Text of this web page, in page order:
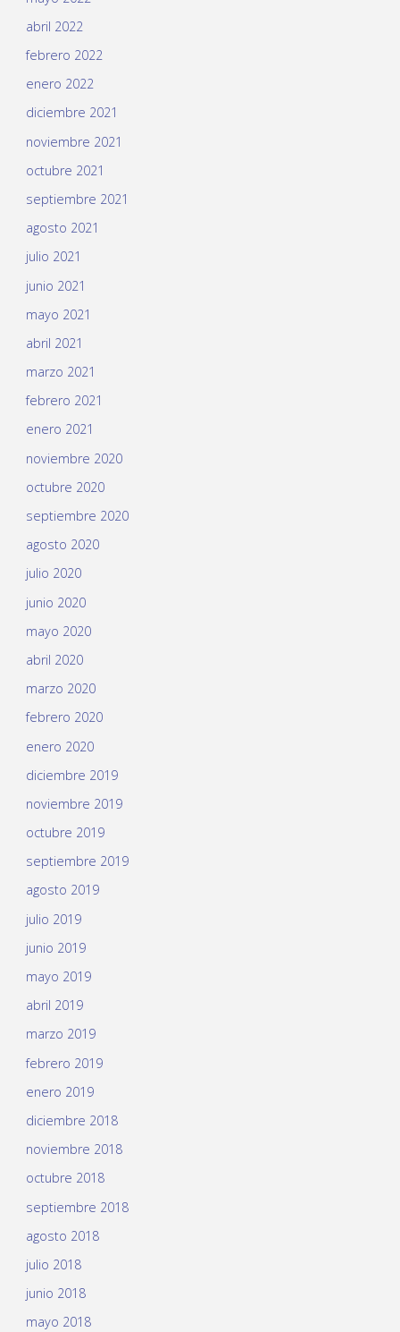
abril 2022
febrero 2022
enero 2022
diciembre 2021
noviembre 2021
octubre 2021
septiembre 2021
agosto 2021
julio 2021
junio 2021
mayo 2021
abril 2021
marzo 2021
febrero 2021
enero 2021
noviembre 2020
octubre 2020
septiembre 2020
agosto 2020
julio 2020
junio 2020
mayo 2020
abril 2020
marzo 2020
febrero 2020
enero 2020
diciembre 2019
noviembre 2019
octubre 2019
septiembre 2019
agosto 2019
julio 2019
junio 2019
mayo 2019
abril 2019
marzo 2019
febrero 2019
enero 2019
diciembre 2018
noviembre 2018
octubre 2018
septiembre 2018
agosto 2018
julio 2018
junio 2018
mayo 2018